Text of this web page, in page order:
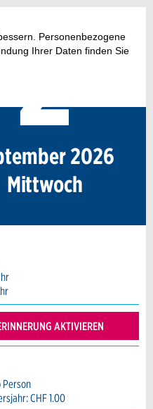
Personenbezogene
Ihrer Daten finden Sie
Mittwoch
22026
AKTIVIEREN
Person
CHF 1.00